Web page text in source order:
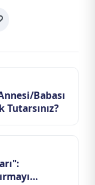
Babası
Tutarsınız?